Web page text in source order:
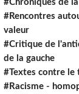
#Chroniques de
#Rencontres
valeur
#Critique de
de la gauche
#Textes contre le
#Racisme -